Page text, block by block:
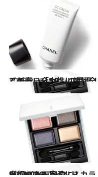
2013.2.25
この春、全女性に朗報全く新しい「BB」の登場！
ビューティ＆ヘルス
2013.1.28
奥行のある目元に！ SUQQUのブレンド カラー アイシャドウ
ビューティ＆ヘルス